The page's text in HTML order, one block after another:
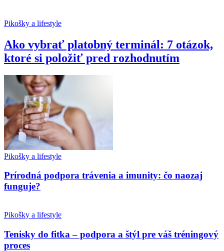
Pikošky a lifestyle
Ako vybrať platobný terminál: 7 otázok,
ktoré si položiť pred rozhodnutím
Pikošky a lifestyle
Prírodná podpora trávenia a imunity: čo naozaj
funguje?
Pikošky a lifestyle
Tenisky do fitka – podpora a štýl pre váš tréningový
proces